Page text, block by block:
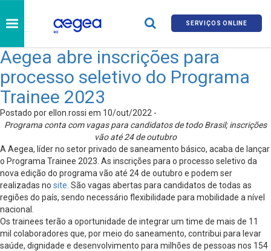
SERVIÇOS ONLINE
Aegea abre inscrições para
processo seletivo do Programa
Trainee 2023
Postado por ellon.rossi em 10/out/2022 -
Programa conta com vagas para candidatos de todo Brasil; inscrições
vão até 24 de outubro
A Aegea, líder no setor privado de saneamento básico, acaba de lançar
o Programa Trainee 2023. As inscrições para o processo seletivo da
nova edição do programa vão até 24 de outubro e podem ser
realizadas no site . São vagas abertas para candidatos de todas as
regiões do país, sendo necessário flexibilidade para mobilidade a nível
nacional.
Os trainees terão a oportunidade de integrar um time de mais de 11
mil colaboradores que, por meio do saneamento, contribui para levar
saúde, dignidade e desenvolvimento para milhões de pessoas nos 154